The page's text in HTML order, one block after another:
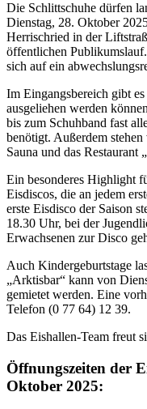
Die Schlittschuhe dürfen
Dienstag, 28. Oktober
Herrischried in der
öffentlichen
sich auf ein
Im Eingangsbereich gibt
ausgeliehen werden
bis zum Schuhband fast
benötigt. Außerdem
Sauna und das Restaurant
Ein besonderes Highlight
Eisdiscos, die an jedem
erste Eisdisco der Saison
18.30 Uhr, bei der
Erwachsenen zur Disco
Auch Kindergeburtstage
„Arktisbar“ kann von
gemietet werden. Eine
Telefon (0 77 64) 12 39.
Das Eishallen-Team freut
Öffnungszeiten der
Oktober 2025: